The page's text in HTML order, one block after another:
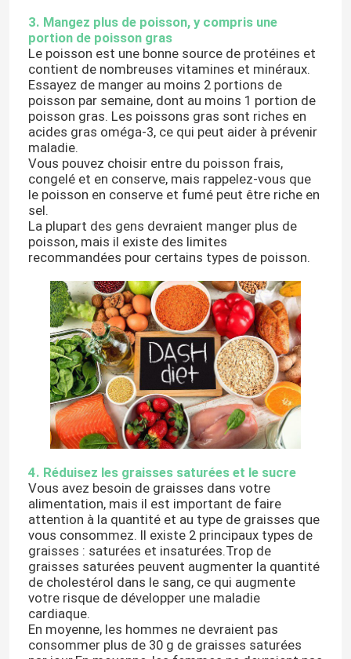
À la maison
Produits
Vidéos
À propos de nous
Visite de l'usine
Contrôle de la qualité
Nous contacter
Nouvelles
Masque à oxygène médical
Masque à oxygène de Venturi
3. Mangez plus de poisson, y compris une
portion de poisson gras
Le poisson est une bonne source de protéines et
contient de nombreuses vitamines et minéraux.
Essayez de manger au moins 2 portions de
poisson par semaine, dont au moins 1 portion de
poisson gras. Les poissons gras sont riches en
acides gras oméga-3, ce qui peut aider à prévenir
maladie.
Vous pouvez choisir entre du poisson frais,
congelé et en conserve, mais rappelez-vous que
le poisson en conserve et fumé peut être riche en
sel.
La plupart des gens devraient manger plus de
poisson, mais il existe des limites
recommandées pour certains types de poisson.
4. Réduisez les graisses saturées et le sucre
Vous avez besoin de graisses dans votre
alimentation, mais il est important de faire
attention à la quantité et au type de graisses que
vous consommez. Il existe 2 principaux types de
graisses : saturées et insaturées.Trop de
graisses saturées peuvent augmenter la quantité
de cholestérol dans le sang, ce qui augmente
votre risque de développer une maladie
cardiaque.
En moyenne, les hommes ne devraient pas
consommer plus de 30 g de graisses saturées